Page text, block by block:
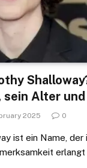
sein Alter
2025 0
ist ein Name, der